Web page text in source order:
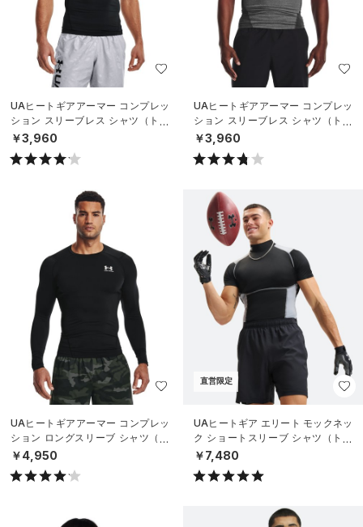
UAヒートギアアーマー コンプレッ
ション スリーブレス シャツ（トレ
ーニング/MEN）
￥3,960
UAヒートギアアーマー コンプレッ
ション スリーブレス シャツ（トレ
ーニング/MEN）
￥3,960
UAヒートギアアーマー コンプレッ
ション ロングスリーブ シャツ（ト
レーニング/MEN）
￥4,950
直営限定
UAヒートギア エリート モックネッ
ク ショートスリーブ シャツ（トレ
ーニング/MEN）
￥7,480